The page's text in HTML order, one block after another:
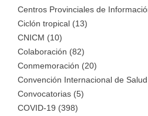
Centros Provinciales de
Ciclón tropical (13)
CNICM (10)
Colaboración (82)
Conmemoración (20)
Convención Internacional de
Convocatorias (5)
COVID-19 (398)